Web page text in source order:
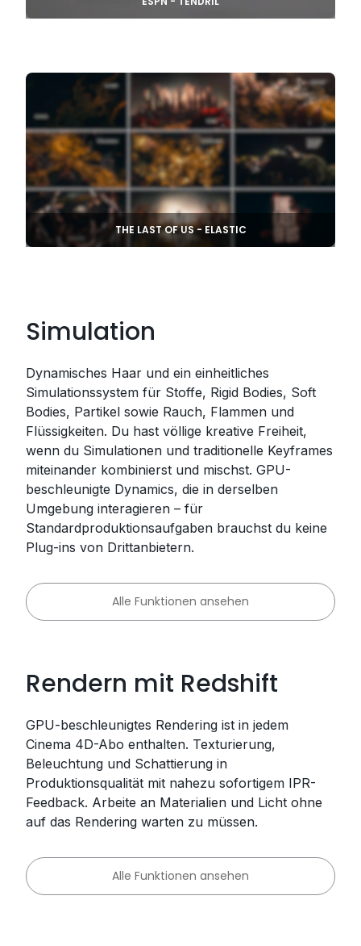
THE LAST OF US - ELASTIC
Simulation
Dynamisches Haar und ein einheitliches
Simulationssystem für Stoffe, Rigid Bodies, Soft
Bodies, Partikel sowie Rauch, Flammen und
Flüssigkeiten. Du hast völlige kreative Freiheit,
wenn du Simulationen und traditionelle Keyframes
miteinander kombinierst und mischst. GPU-
beschleunigte Dynamics, die in derselben
Umgebung interagieren – für
Standardproduktionsaufgaben brauchst du keine
Plug-ins von Drittanbietern.
Alle Funktionen ansehen
Rendern mit Redshift
GPU-beschleunigtes Rendering ist in jedem
Cinema 4D-Abo enthalten. Texturierung,
Beleuchtung und Schattierung in
Produktionsqualität mit nahezu sofortigem IPR-
Feedback. Arbeite an Materialien und Licht ohne
auf das Rendering warten zu müssen.
Alle Funktionen ansehen